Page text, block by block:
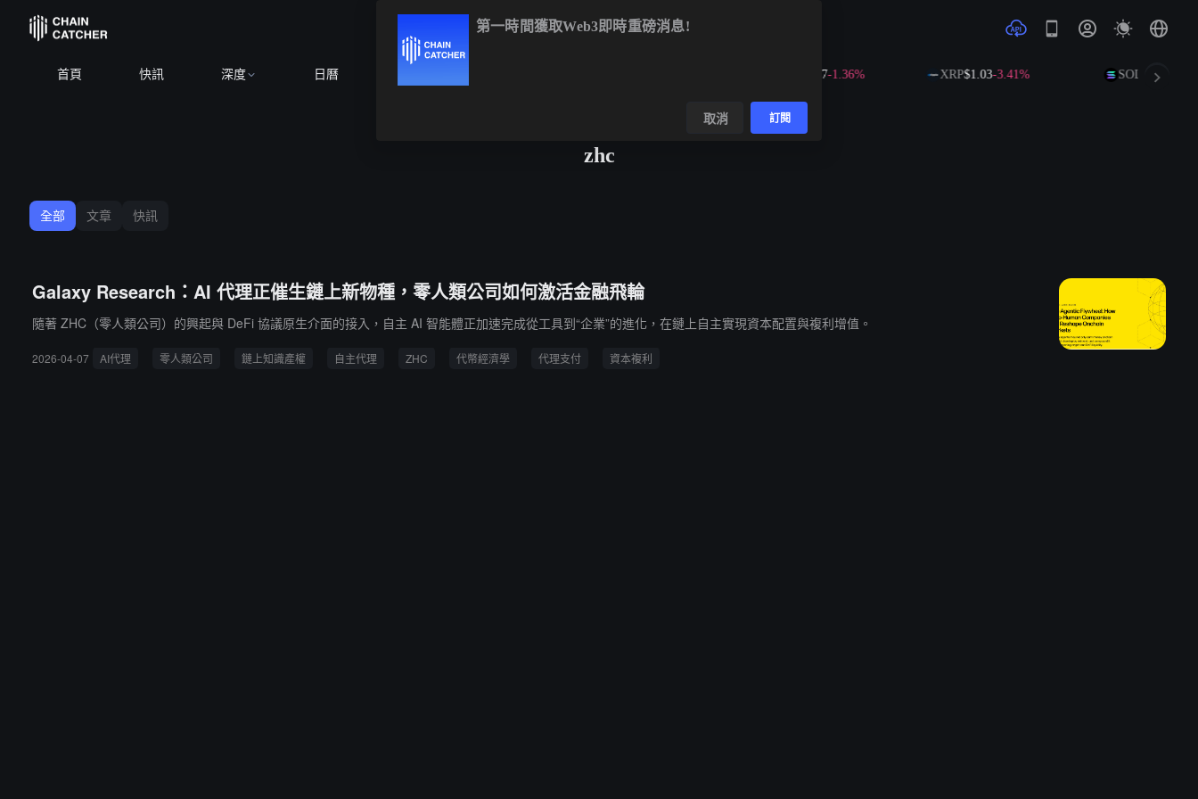
首頁 快訊 深度 日曆 -1.36% XRP$1.03-3.41% SOL$72.86
zhc
全部 文章 快訊
Galaxy Research：AI 代理正催生鏈上新物種，零人類公司如何激活金融飛輪
隨著 ZHC（零人類公司）的興起與 DeFi 協議原生介面的接入，自主 AI 智能體正加速完成從工具到“企業”的進化，在鏈上自主實現資本配置與複利增值。
2026-04-07 AI代理 零人類公司 鏈上知識產權 自主代理 ZHC 代幣經濟學 代理支付 資本複利
第一時間獲取Web3即時重磅消息!
取消 訂閱